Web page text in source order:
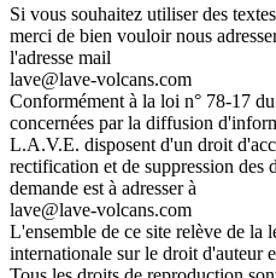
Si vous souhaitez utiliser des
merci de bien vouloir nous
l'adresse mail
lave@lave-volcans.com
Conformément à la loi n° 78-17
concernées par la diffusion
L.A.V.E. disposent d'un droit
rectification et de suppression des
demande est à adresser à
lave@lave-volcans.com
L'ensemble de ce site relève de la
internationale sur le droit d'auteur